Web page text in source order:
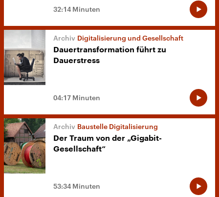
32:14 Minuten
Digitalisierung und Gesellschaft
Dauertransformation führt zu
Dauerstress
04:17 Minuten
Baustelle Digitalisierung
Der Traum von der „Gigabit-
Gesellschaft“
53:34 Minuten